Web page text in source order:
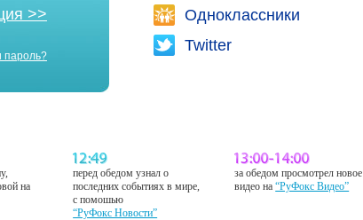
Одноклассники
Twitter
>>
пароль?
на
перед обедом узнал о
последних событиях в мире,
с помошью
“РуФокс Новости”
за обедом просмотрел новое
видео на“РуФокс Видео”